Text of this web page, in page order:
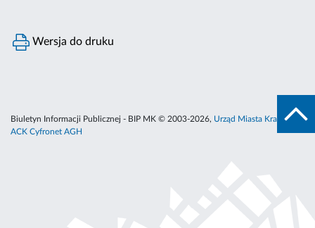
Wersja do druku
Biuletyn Informacji Publicznej - BIP MK © 2003-2026, Urząd Miasta Krakowa
ACK Cyfronet AGH